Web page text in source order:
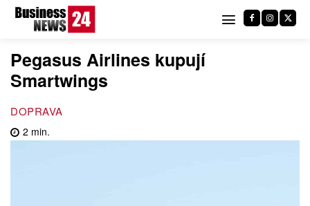
Pegasus Airlines kupují
Smartwings
DOPRAVA
2 min.